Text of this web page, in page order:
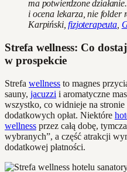
ma potwierdzone
i ocena lekarza, nie
Karpiński,fizjoterapeuta
Strefa wellness: Co
w prospekcie
Strefa wellness to magnes
sauny, jacuzzi i aromatyczne
wszystko, co widnieje na
dodatkowych opłat. Niektóre
wellness przez całą dobę,
wybranych”, a część atrakcji
dodatkowej płatności.